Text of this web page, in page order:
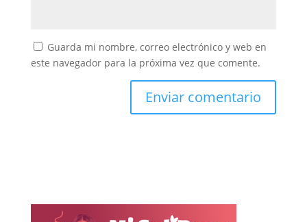
Guarda mi nombre, correo electrónico y web en
este navegador para la próxima vez que comente.